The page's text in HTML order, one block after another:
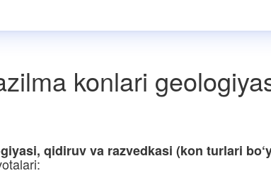
konlari
qidiruv va razvedkasi (kon turlari